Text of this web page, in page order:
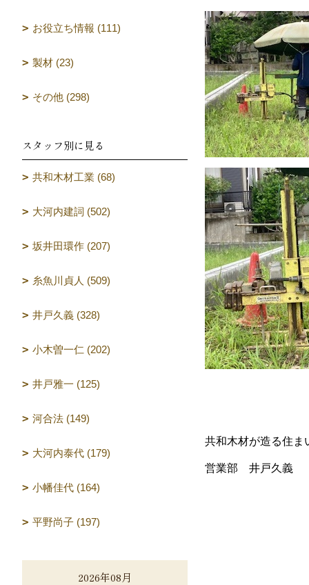
共和木材が造る住ま
営業部 井戸久義
お役立ち情報 (111)
製材 (23)
その他 (298)
スタッフ別に見る
共和木材工業 (68)
大河内建詞 (502)
坂井田環作 (207)
糸魚川貞人 (509)
井戸久義 (328)
小木曽一仁 (202)
井戸雅一 (125)
河合法 (149)
大河内泰代 (179)
小幡佳代 (164)
平野尚子 (197)
2026年08月